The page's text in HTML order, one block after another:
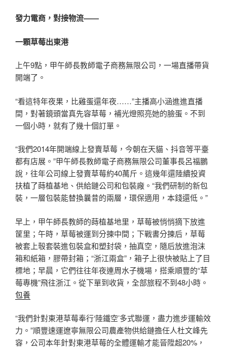
發力電商，對接物流——
一顆草莓出東港
上午9點，甲午師長教師電子商務無限公司，一場直播帶貨
開端了。
“看這特年夜果，比雞蛋還年夜……”主播高小涵進進直播
間，對著鏡頭當真先容草莓，補光燈照亮她的臉蛋。不到
一個小時，就有了幾十個訂單。
“我們2014年開端線上發賣草莓，今朝在天貓、抖音等平臺
都有店展。”甲午師長教師電子商務無限公司董事長呂福鵬
說，往年公司線上發賣草莓約40萬斤。這幾年還陸續投資
扶植了蒔植基地、供給鏈公司和包裝廠。“我們研制的新包
裝，一層包裝能替換曩昔的兩層，環保適用，本錢還低。”
早上，甲午師長教師的蒔植基地里，草莓被悄悄摘下放進
筐里；午時，草莓被運到分揀中間；下戰書分揀后，草莓
被套上彀套裝進包裝盒和塑封袋，抽真空，隨后放進泡沫
箱和紙箱，膠帶封箱；“浙江兩盒”，箱子上很快被貼上了目
標地；早晨，它們往往年夜連周水子機場，搭乘順豐的“草
莓專機”飛往浙江。從下單到收貨，全部旅程不到48小時。
包養
“我們針對東港草莓奉行‘陸鐵空’多式聯運，盡力進步運輸效
力。”順豐速運遼寧無限公司農產物供給鏈擔任人杜文峰先
容，公司本年針對東港草莓的全體運輸才能晉陞超20%，